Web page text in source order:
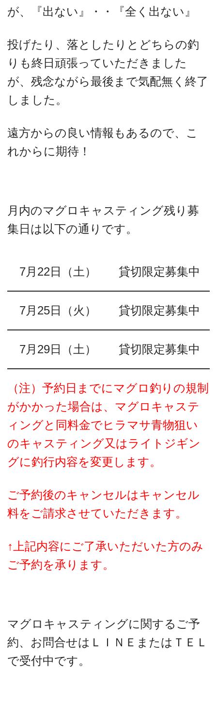
が、『出ない』・・『全く出ない』
投げたり、落としたりとどちらの釣
りも終日頑張っていただきました
が、残念ながら最後まで気配無く終了
しました。
遠方からの良い情報もあるので、こ
れからに期待！
月内のマグロキャスティング残り募
集日は以下の通りです。
7月22日（土） 貸切限定募集中
7月25日（火） 貸切限定募集中
7月29日（土） 貸切限定募集中
（注）予約日までにマグロ釣りの規制
がかかった場合は、マグロキャステ
ィングと同料金でヒラマサ青物狙い
のキャスティング又はライトジギン
グに釣行内容を変更します。
ご予約後のキャンセルはキャンセル
料をご請求させていただきます。
↑上記内容にご了承いただいた方のみ
ご予約を承ります。
マグロキャスティングに関するご予
約、お問合せはＬＩＮＥまたはＴＥＬ
で受付中です。